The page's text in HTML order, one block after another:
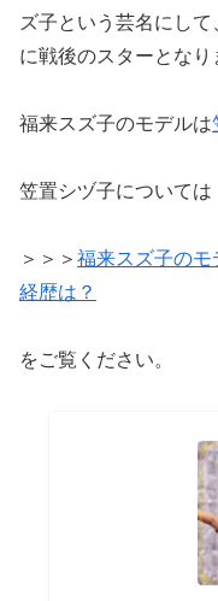
ズ子という芸名にし
に戦後のスターとなり
福来スズ子のモデルは
笠置シヅ子については
＞＞＞ 福来スズ子のモ
経歴は？
をご覧ください。